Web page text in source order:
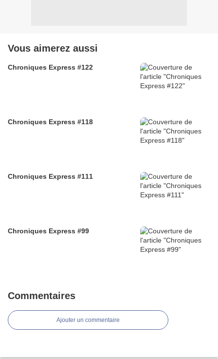
Vous aimerez aussi
Chroniques Express #122
Chroniques Express #118
Chroniques Express #111
Chroniques Express #99
Commentaires
Ajouter un commentaire